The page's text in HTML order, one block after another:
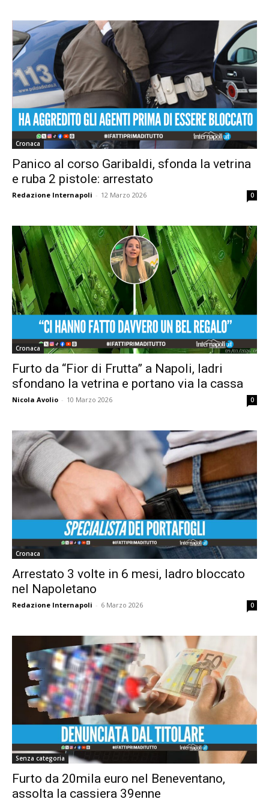
Cronaca
Panico al corso Garibaldi, sfonda la vetrina
e ruba 2 pistole: arrestato
Redazione Internapoli - 12 Marzo 2026 0
Cronaca
Furto da “Fior di Frutta” a Napoli, ladri
sfondano la vetrina e portano via la cassa
Nicola Avolio - 10 Marzo 2026 0
Cronaca
Arrestato 3 volte in 6 mesi, ladro bloccato
nel Napoletano
Redazione Internapoli - 6 Marzo 2026 0
Senza categoria
Furto da 20mila euro nel Beneventano,
assolta la cassiera 39enne